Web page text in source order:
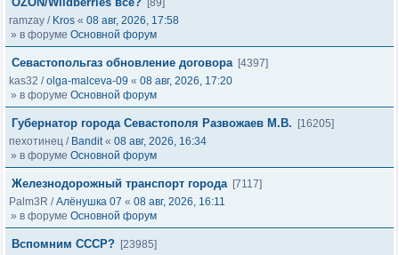
[89]
ramzay / Kros « 08 авг, 2026, 17:58
» в форуме Основной форум
Севастопольгаз обновление договора [4397]
kas32 /olga-malceva-09 « 08 авг, 2026, 17:20
» в форуме Основной форум
Губернатор города Севастополя Развожаев М.В.
[16205]
пехотинец / Bandit« 08 авг, 2026, 16:34
» в форуме Основной форум
Железнодорожный транспорт города [7117]
Palm3R /Алёнушка 07 « 08 авг, 2026, 16:11
» в форуме Основной форум
Вспомним СССР? [23985]